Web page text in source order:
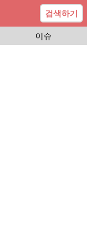
검색하기
이슈